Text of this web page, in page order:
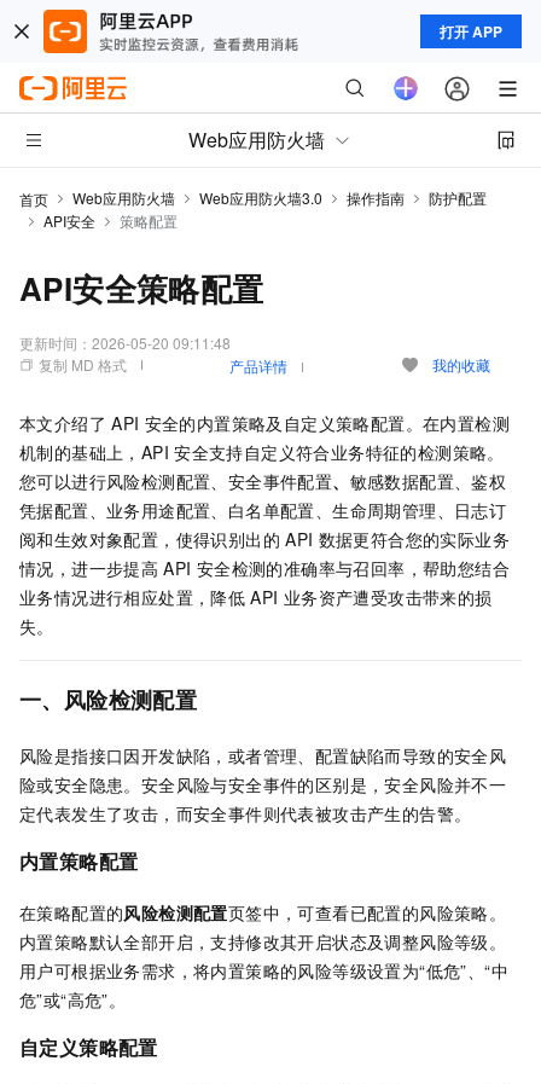
打开 APP
Web应用防火墙
首页 Web应用防火墙 Web应用防火墙3.0 操作指南
防护配置
API安全
策略配置
API安全策略配置
更新时间： 2026-05-20 09:11:48
复制 MD 格式
产品详情 我的收藏
本文介绍了 API 安全的内置策略及自定义策略配置。在内置检测
机制的基础上，API 安全支持自定义符合业务特征的检测策略。
您可以进行风险检测配置、安全事件配置、 敏感数据配置、鉴权
凭据配置、业务用途配置、白名单配置、生命周期管理、日志订
阅和生效对象配置，使得识别出的 API 数据更符合您的实际业务
情况，进一步提高 API 安全检测的准确率与召回率，帮助您结合
业务情况进行相应处置，降低 API 业务资产遭受攻击带来的损
失。
一、风险检测配置
风险是指接口因开发缺陷，或者管理、配置缺陷而导致的安全风
险或安全隐患。安全风险与安全事件的区别是，安全风险并不一
定代表发生了攻击，而安全事件则代表被攻击产生的告警。
内置策略配置
在策略配置的风险检测配置页签中，可查看已配置的风险策略。
内置策略默认全部开启，支持修改其开启状态及调整风险等级。
用户可根据业务需求，将内置策略的风险等级设置为“低危”、“中
危”或“高危”。
自定义策略配置